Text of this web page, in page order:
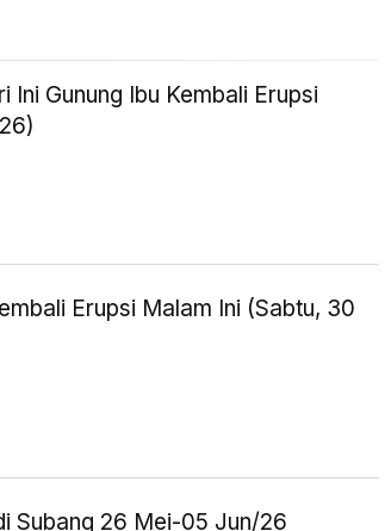
Ini Gunung Ibu Kembali Erupsi
Erupsi Malam Ini (Sabtu, 30
Subang 26 Mei-05 Jun/26